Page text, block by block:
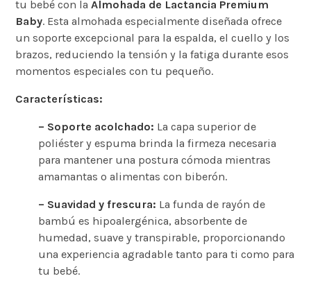
tu bebé con la Almohada de Lactancia Premium
Baby. Esta almohada especialmente diseñada ofrece
un soporte excepcional para la espalda, el cuello y los
brazos, reduciendo la tensión y la fatiga durante esos
momentos especiales con tu pequeño.
Características:
– Soporte acolchado: La capa superior de
poliéster y espuma brinda la firmeza necesaria
para mantener una postura cómoda mientras
amamantas o alimentas con biberón.
– Suavidad y frescura: La funda de rayón de
bambú es hipoalergénica, absorbente de
humedad, suave y transpirable, proporcionando
una experiencia agradable tanto para ti como para
tu bebé.